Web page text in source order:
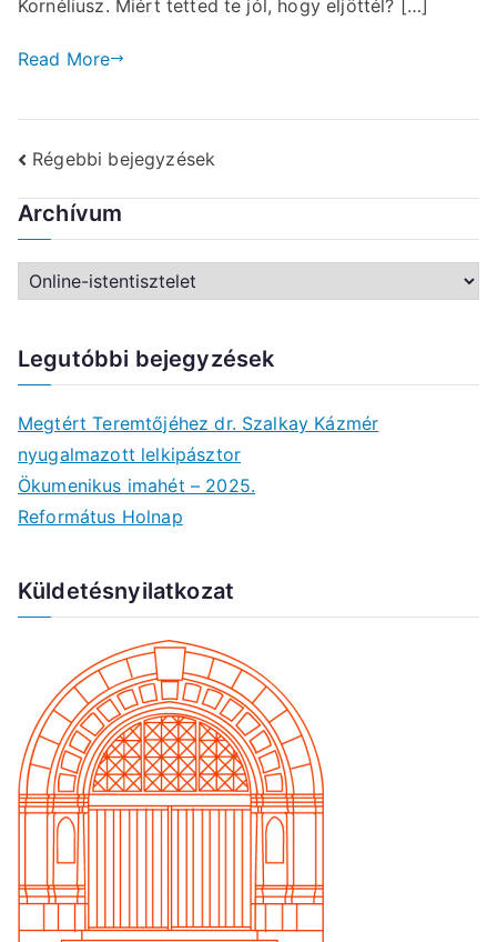
Kornéliusz. Miért tetted te jól, hogy eljöttél? […]
Read More
Bejegyzés
navigáció
Régebbi bejegyzések
Archívum
h
v
u
m
Legutóbbi bejegyzések
Megtért Teremtőjéhez dr. Szalkay Kázmér
nyugalmazott lelkipásztor
Ökumenikus imahét – 2025.
Református Holnap
Küldetésnyilatkozat